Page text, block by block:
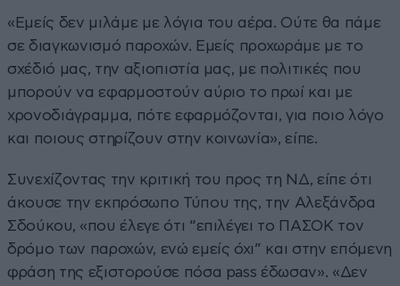
«Εμείς δεν μιλάμε με λόγια του αέρα. Ούτε θα πάμε
σε διαγκωνισμό παροχών. Εμείς προχωράμε με το
σχέδιό μας, την αξιοπιστία μας, με πολιτικές που
μπορούν να εφαρμοστούν αύριο το πρωί και με
χρονοδιάγραμμα, πότε εφαρμόζονται, για ποιο λόγο
και ποιους στηρίζουν στην κοινωνία», είπε.
Συνεχίζοντας την κριτική του προς τη ΝΔ, είπε ότι
άκουσε την εκπρόσωπο Τύπου της, την Αλεξάνδρα
Σδούκου, «που έλεγε ότι “επιλέγει το ΠΑΣΟΚ τον
δρόμο των παροχών, ενώ εμείς όχι” και στην επόμενη
φράση της εξιστορούσε πόσα pass έδωσαν». «Δεν